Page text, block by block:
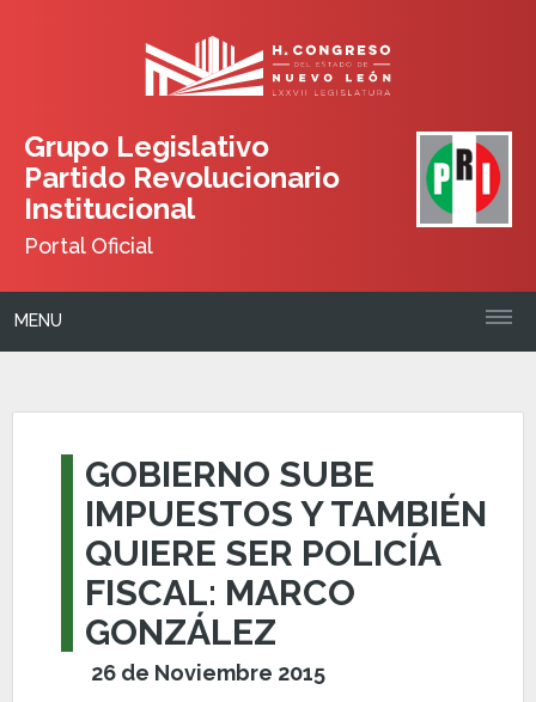
Grupo Legislativo
Partido Revolucionario
Institucional
Portal Oficial
MENU
GOBIERNO SUBE
IMPUESTOS Y TAMBIÉN
QUIERE SER POLICÍA
FISCAL: MARCO
GONZÁLEZ
26 de Noviembre 2015